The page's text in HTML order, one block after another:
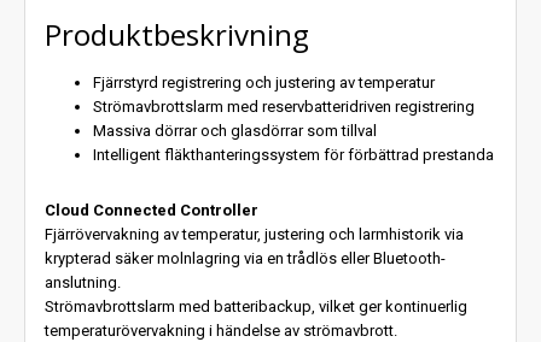
Produktbeskrivning
Fjärrstyrd registrering och justering av temperatur
Strömavbrottslarm med reservbatteridriven registrering
Massiva dörrar och glasdörrar som tillval
Intelligent fläkthanteringssystem för förbättrad prestanda
Cloud Connected Controller
Fjärrövervakning av temperatur, justering och larmhistorik via
krypterad säker molnlagring via en trådlös eller Bluetooth-
anslutning.
Strömavbrottslarm med batteribackup, vilket ger kontinuerlig
temperaturövervakning i händelse av strömavbrott.